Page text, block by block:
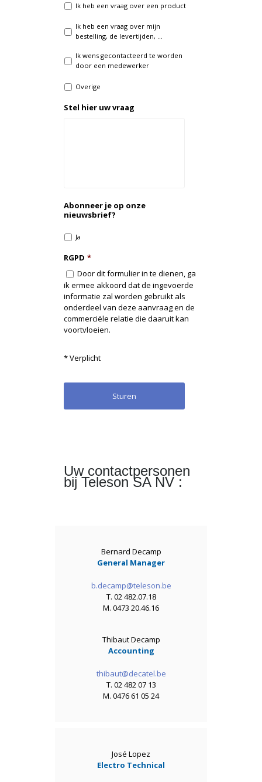
Ik heb een vraag over een product
Ik heb een vraag over mijn
bestelling, de levertijden, ...
Ik wens gecontacteerd te worden
door een medewerker
Overige
Stel hier uw vraag
Abonneer je op onze
nieuwsbrief?
Ja
RGPD *
Door dit formulier in te dienen, ga
ik ermee akkoord dat de ingevoerde
informatie zal worden gebruikt als
onderdeel van deze aanvraag en de
commerciële relatie die daaruit kan
voortvloeien.
* Verplicht
Uw contactpersonen
bij Teleson SA NV :
Bernard Decamp
General Manager
b.decamp@teleson.be
T. 02 482.07.18
M. 0473 20.46.16
Thibaut Decamp
Accounting
thibaut@decatel.be
T. 02 482 07 13
M. 0476 61 05 24
José Lopez
Electro Technical